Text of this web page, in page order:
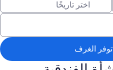
أوف كانجارو آيلاند أدق اللمسات
مثل إنترنت لاسلكي مجاناً
الغرف